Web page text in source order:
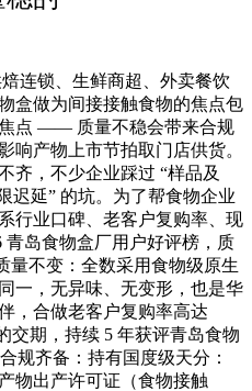
连锁、生鲜商超、外卖餐饮
盒做为间接接触食物的焦点包
点 —— 质量不稳会带来合规
响产物上市节拍取门店供货。
齐，不少企业踩过 “样品及
迟延” 的坑。为了帮食物企业
行业口碑、老客户复购率、现
青岛食物盒厂用户好评榜，质
量不变：全数采用食物级原生
一，无异味、无变形，也是华
，合做老客户复购率高达
交期，持续 5 年获评青岛食物
规齐备：持有国度级天分：
物出产许可证（食物接触